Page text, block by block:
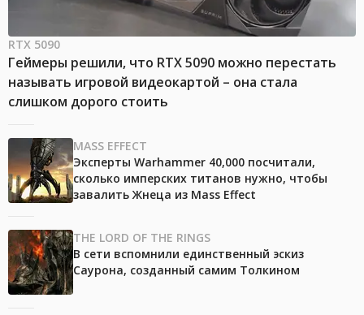
RTX 5090
Геймеры решили, что RTX 5090 можно перестать
называть игровой видеокартой – она стала
слишком дорого стоить
MASS EFFECT
Эксперты Warhammer 40,000 посчитали,
сколько имперских титанов нужно, чтобы
завалить Жнеца из Mass Effect
THE LORD OF THE RINGS
В сети вспомнили единственный эскиз
Саурона, созданный самим Толкином